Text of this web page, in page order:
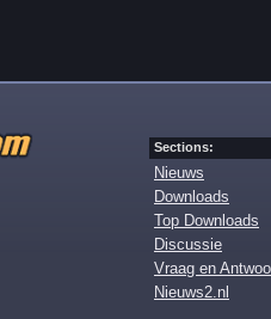
Sections:
Nieuws
Downloads
Top Downloads
Discussie
Vraag en
Nieuws2.nl